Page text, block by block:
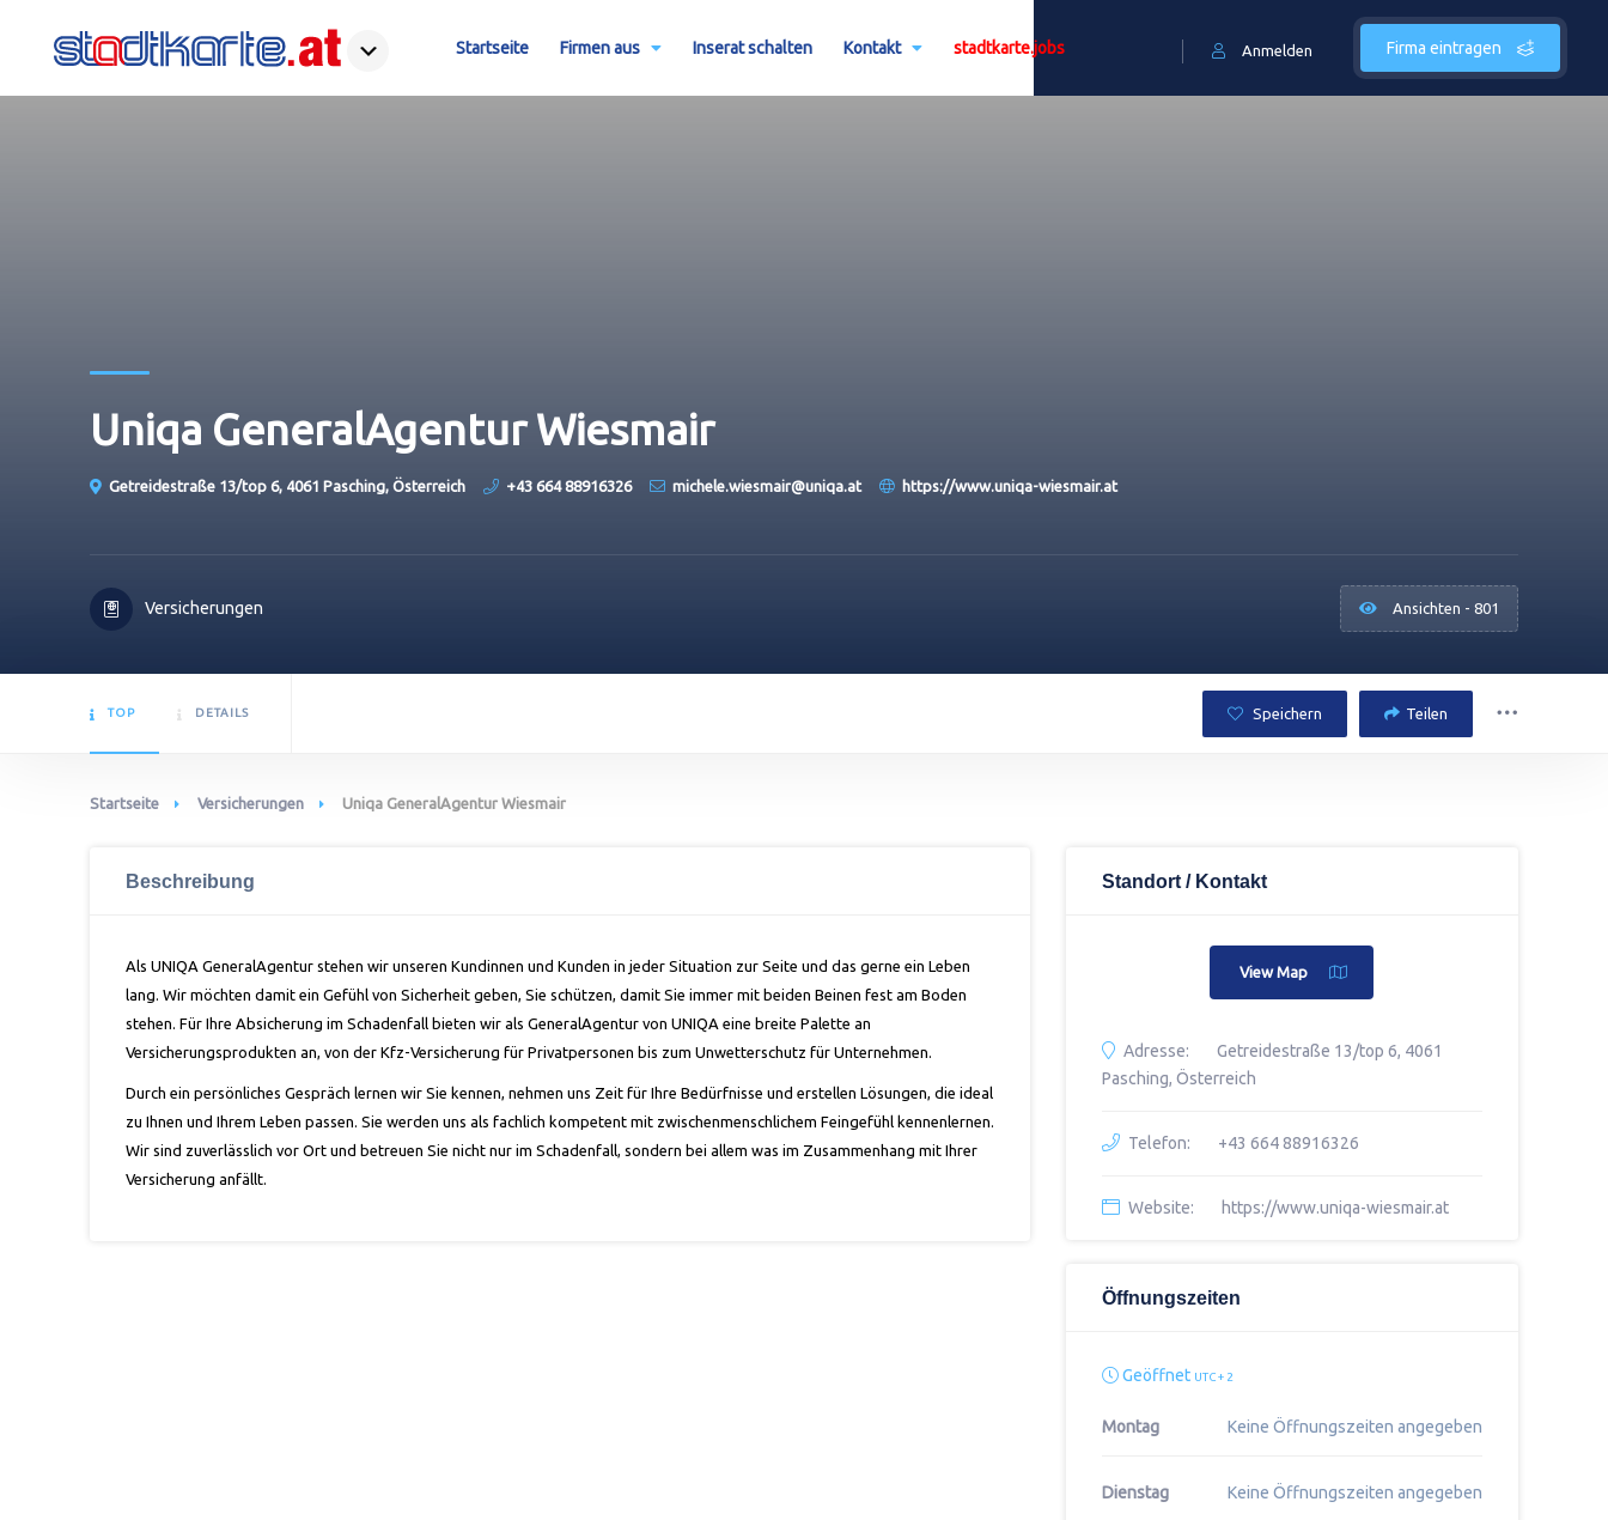
Firma eintragen
Anmelden
Startseite Firmen aus Inserat schalten Kontakt stadtkarte.jobs
Uniqa GeneralAgentur Wiesmair
Getreidestraße 13/top 6, 4061 Pasching, Österreich +43 664 88916326 michele.wiesmair@uniqa.at https://www.uniqa-wiesmair.at
Versicherungen Ansichten - 801
TOP DETAILS Speichern Teilen
Startseite Versicherungen Uniqa GeneralAgentur Wiesmair
Beschreibung
Als UNIQA GeneralAgentur stehen wir unseren Kundinnen und Kunden in jeder Situation zur Seite und das gerne ein Leben
lang. Wir möchten damit ein Gefühl von Sicherheit geben, Sie schützen, damit Sie immer mit beiden Beinen fest am Boden
stehen. Für Ihre Absicherung im Schadenfall bieten wir als GeneralAgentur von UNIQA eine breite Palette an
Versicherungsprodukten an, von der Kfz-Versicherung für Privatpersonen bis zum Unwetterschutz für Unternehmen.
Durch ein persönliches Gespräch lernen wir Sie kennen, nehmen uns Zeit für Ihre Bedürfnisse und erstellen Lösungen, die ideal
zu Ihnen und Ihrem Leben passen. Sie werden uns als fachlich kompetent mit zwischenmenschlichem Feingefühl kennenlernen.
Wir sind zuverlässlich vor Ort und betreuen Sie nicht nur im Schadenfall, sondern bei allem was im Zusammenhang mit Ihrer
Versicherung anfällt.
Standort / Kontakt
View Map
Adresse:
Getreidestraße 13/top 6, 4061
Pasching, Österreich
Telefon: +43 664 88916326
Website: https://www.uniqa-wiesmair.at
Öffnungszeiten
Geöffnet UTC + 2
Montag Keine Öffnungszeiten angegeben
Dienstag Keine Öffnungszeiten angegeben